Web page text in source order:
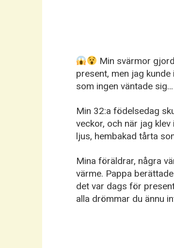
Min svärmor
present, men jag
som ingen väntade sig…
Min 32:a födelsedag
veckor, och när jag
ljus, hembakad tårta
Mina föräldrar, några
värme. Pappa
det var dags för
alla drömmar du ännu